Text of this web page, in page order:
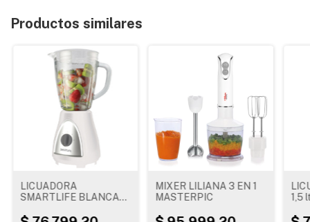
Productos similares
LICUADORA
SMARTLIFE BLANCA
MIXER LILIANA 3 EN 1
MASTERPIC
1,5